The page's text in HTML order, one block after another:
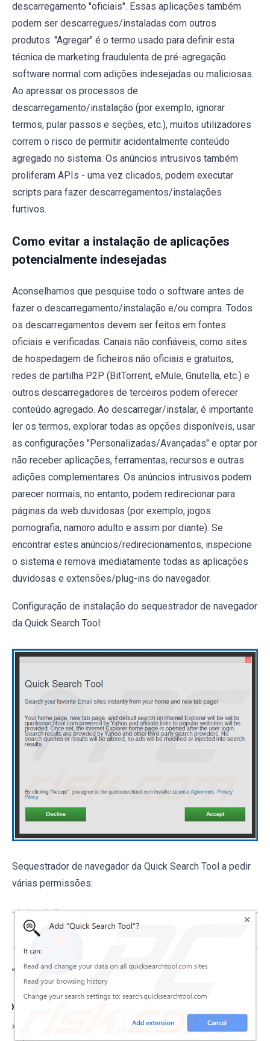
descarregamento "oficiais". Essas aplicações também
podem ser descarregues/instaladas com outros
produtos. "Agregar" é o termo usado para definir esta
técnica de marketing fraudulenta de pré-agregação
software normal com adições indesejadas ou maliciosas.
Ao apressar os processos de
descarregamento/instalação (por exemplo, ignorar
termos, pular passos e seções, etc.), muitos utilizadores
correm o risco de permitir acidentalmente conteúdo
agregado no sistema. Os anúncios intrusivos também
proliferam APIs - uma vez clicados, podem executar
scripts para fazer descarregamentos/instalações
furtivos.
Como evitar a instalação de aplicações
potencialmente indesejadas
Aconselhamos que pesquise todo o software antes de
fazer o descarregamento/instalação e/ou compra. Todos
os descarregamentos devem ser feitos em fontes
oficiais e verificadas. Canais não confiáveis, como sites
de hospedagem de ficheiros não oficiais e gratuitos,
redes de partilha P2P (BitTorrent, eMule, Gnutella, etc.) e
outros descarregadores de terceiros podem oferecer
conteúdo agregado. Ao descarregar/instalar, é importante
ler os termos, explorar todas as opções disponíveis, usar
as configurações "Personalizadas/Avançadas" e optar por
não receber aplicações, ferramentas, recursos e outras
adições complementares. Os anúncios intrusivos podem
parecer normais, no entanto, podem redirecionar para
páginas da web duvidosas (por exemplo, jogos
pornografia, namoro adulto e assim por diante). Se
encontrar estes anúncios/redirecionamentos, inspecione
o sistema e remova imediatamente todas as aplicações
duvidosas e extensões/plug-ins do navegador.
Configuração de instalação do sequestrador de navegador
da Quick Search Tool:
Sequestrador de navegador da Quick Search Tool a pedir
várias permissões: